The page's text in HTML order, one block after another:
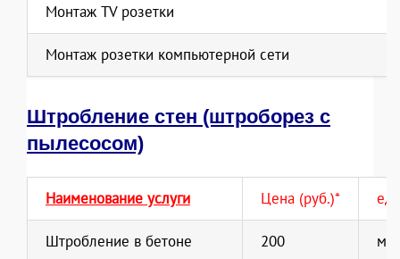
Монтаж TV розетки
Монтаж розетки компьютерной сети
Штробление стен (штроборез с
пылесосом)
Наименование услуги Цена (руб.)*
Штробление в бетоне 200